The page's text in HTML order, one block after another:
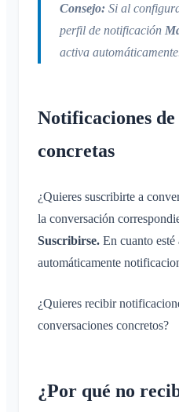
Consejo: Si al
perfil de notificación
activa
Notificaciones
concretas
¿Quieres suscribirte a
la conversación
Suscribirse. En cuanto esté
automáticamente
¿Quieres recibir
conversaciones concretos?
¿Por qué no